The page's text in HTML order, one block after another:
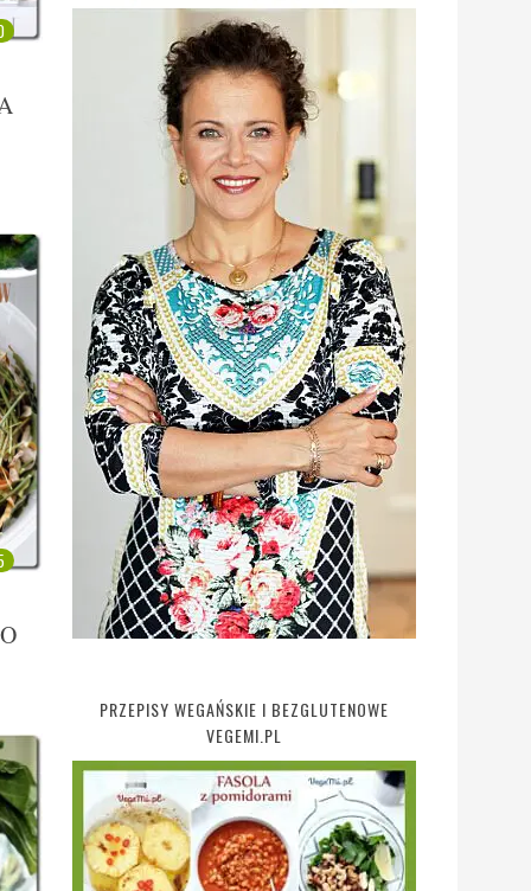
PRZEPISY WEGAŃSKIE I BEZGLUTENOWE
VEGEMI.PL